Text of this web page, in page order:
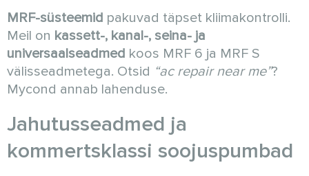
MRF-süsteemid pakuvad täpset kliimakontrolli.
Meil on kassett-, kanal-, seina- ja
universaalseadmed koos MRF 6 ja MRF S
välisseadmetega. Otsid “ac repair near me”?
Mycond annab lahenduse.
Jahutusseadmed ja
kommertsklassi soojuspumbad